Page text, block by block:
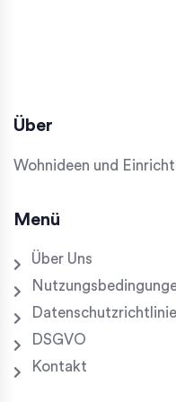
Über
Wohnideen und
Menü
Über Uns
Datenschutzrichtlinie
DSGVO
Kontakt